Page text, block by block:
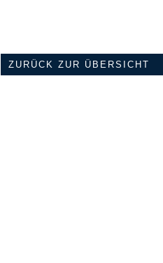
ZURÜCK ZUR ÜBERSICHT